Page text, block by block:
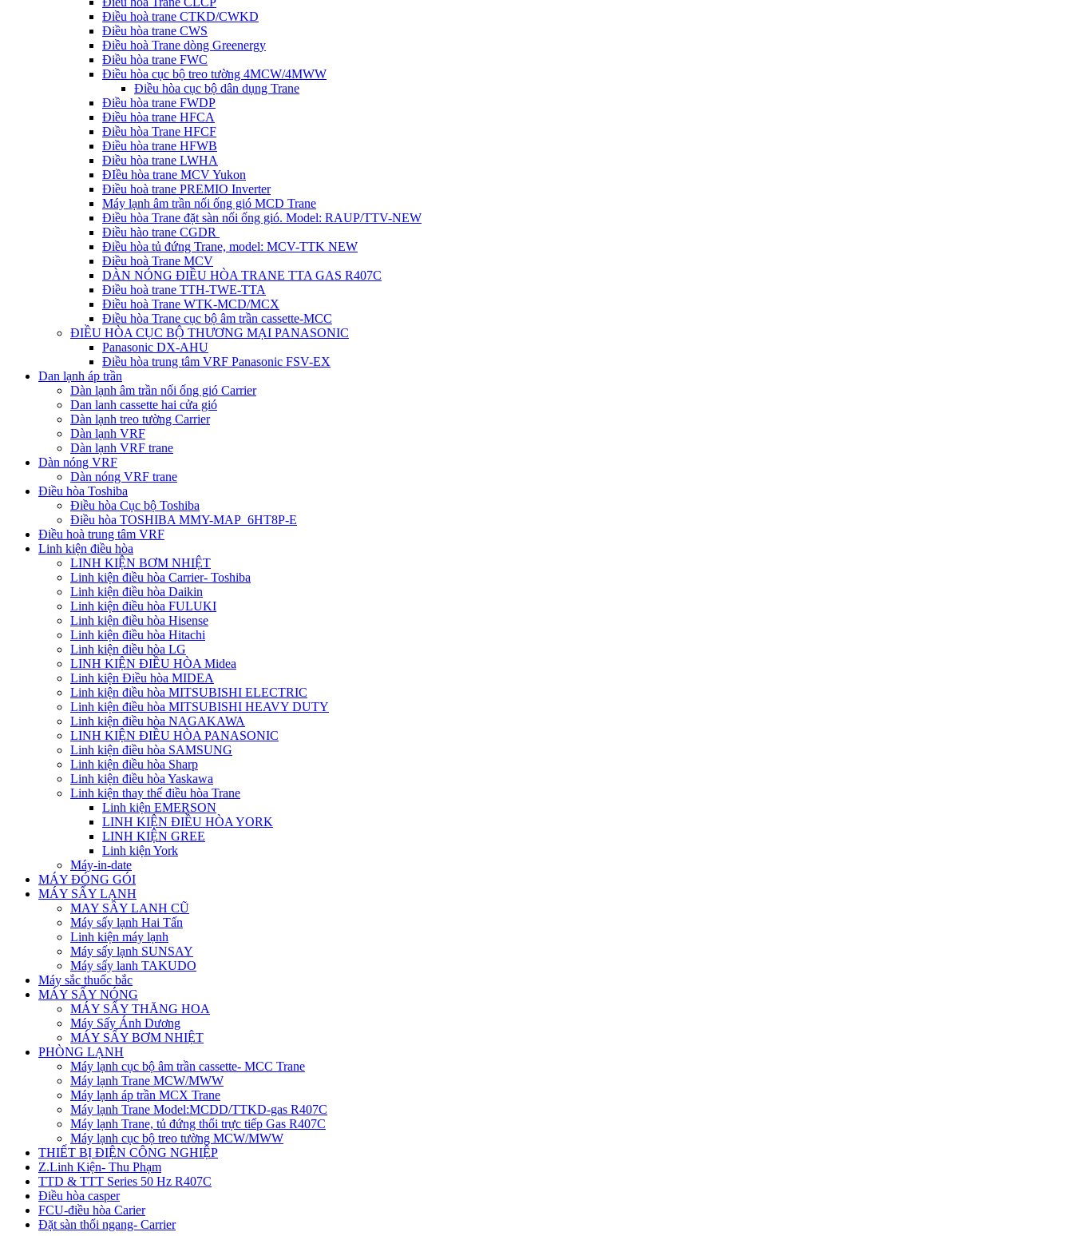
Điều hoà trane CTKD/CWKD
Điều hòa trane CWS
Điều hoà Trane dòng Greenergy
Điều hòa trane FWC
Điều hòa cục bộ treo tường 4MCW/4MWW
Điều hòa cục bộ dân dụng Trane
Điều hòa trane FWDP
Điều hòa trane HFCA
Điều hòa Trane HFCF
Điều hòa trane HFWB
Điều hòa trane LWHA
ĐIều hòa trane MCV Yukon
Điều hoà trane PREMIO Inverter
Máy lạnh âm trần nối ống gió MCD Trane
Điều hòa Trane đặt sàn nối ống gió. Model: RAUP/TTV-NEW
Điều hào trane CGDR
Điều hòa tủ đứng Trane, model: MCV-TTK NEW
Điều hoà Trane MCV
DÀN NÓNG ĐIỀU HÒA TRANE TTA GAS R407C
Điều hoà trane TTH-TWE-TTA
Điều hoà Trane WTK-MCD/MCX
Điều hòa Trane cục bộ âm trần cassette-MCC
ĐIỀU HÒA CỤC BỘ THƯƠNG MẠI PANASONIC
Panasonic DX-AHU
Điều hòa trung tâm VRF Panasonic FSV-EX
Dan lạnh áp trần
Dàn lạnh âm trần nối ống gió Carrier
Dan lanh cassette hai cửa gió
Dàn lạnh treo tường Carrier
Dàn lạnh VRF
Dàn lạnh VRF trane
Dàn nóng VRF
Dàn nóng VRF trane
Điều hòa Toshiba
Điều hòa Cục bộ Toshiba
Điều hòa TOSHIBA MMY-MAP_6HT8P-E
Điều hoà trung tâm VRF
Linh kiện điều hòa
LINH KIỆN BƠM NHIỆT
Linh kiện điều hòa Carrier- Toshiba
Linh kiện điều hòa Daikin
Linh kiện điều hòa FULUKI
Linh kiện điều hòa Hisense
Linh kiện điều hòa Hitachi
Linh kiện điều hòa LG
LINH KIỆN ĐIỀU HÒA Midea
Linh kiện Điều hòa MIDEA
Linh kiện điều hòa MITSUBISHI ELECTRIC
Linh kiện điều hòa MITSUBISHI HEAVY DUTY
Linh kiện điều hòa NAGAKAWA
LINH KIỆN ĐIỀU HÒA PANASONIC
Linh kiện điều hòa SAMSUNG
Linh kiện điều hòa Sharp
Linh kiện điều hòa Yaskawa
Linh kiện thay thế điều hòa Trane
Linh kiện EMERSON
LINH KIỆN ĐIỀU HÒA YORK
LINH KIỆN GREE
Linh kiện York
Máy-in-date
MÁY ĐÓNG GÓI
MÁY SẤY LẠNH
MAY SÂY LANH CŨ
Máy sấy lạnh Hai Tấn
Linh kiện máy lạnh
Máy sấy lạnh SUNSAY
Máy sấy lanh TAKUDO
Máy sắc thuốc bắc
MÁY SẤY NÓNG
MÁY SẤY THĂNG HOA
Máy Sấy Ánh Dương
MÁY SẤY BƠM NHIỆT
PHÒNG LẠNH
Máy lạnh cục bộ âm trần cassette- MCC Trane
Máy lạnh Trane MCW/MWW
Máy lạnh áp trần MCX Trane
Máy lạnh Trane Model:MCDD/TTKD-gas R407C
Máy lạnh Trane, tủ đứng thổi trực tiếp Gas R407C
Máy lạnh cục bộ treo tường MCW/MWW
THIẾT BỊ ĐIỆN CÔNG NGHIỆP
Z.Linh Kiện- Thu Phạm
TTD & TTT Series 50 Hz R407C
Điều hòa casper
FCU-điều hòa Carier
Đặt sàn thổi ngang- Carrier